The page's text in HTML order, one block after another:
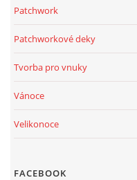
Patchwork
Patchworkové deky
Tvorba pro vnuky
Vánoce
Velikonoce
FACEBOOK